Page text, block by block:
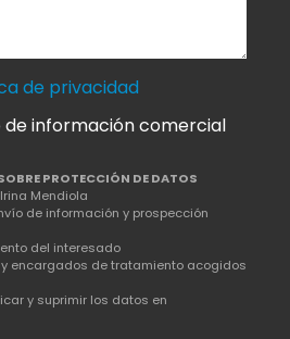
de privacidad
información comercial
PROTECCIÓN DE DATOS
Mendiola
de información y prospección
del interesado
encargados de tratamiento acogidos
y suprimir los datos en